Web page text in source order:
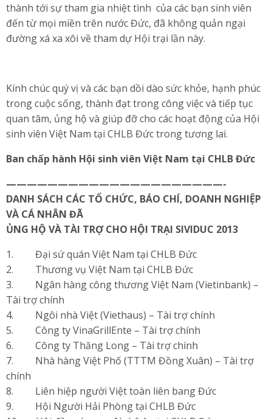
thành tới sự tham gia nhiệt tình của các bạn sinh viên
đến từ mọi miền trên nước Đức, đã không quản ngại
đường xá xa xôi về tham dự Hội trại lần này.
Kính chúc quý vị và các bạn dồi dào sức khỏe, hạnh phúc
trong cuộc sống, thành đạt trong công việc và tiếp tục
quan tâm, ủng hộ và giúp đỡ cho các hoạt động của Hội
sinh viên Việt Nam tại CHLB Đức trong tương lai.
Ban chấp hành Hội sinh viên Việt Nam tại CHLB Đức
—————————————————————-
DANH SÁCH CÁC TỔ CHỨC, BÁO CHÍ, DOANH NGHIỆP
VÀ CÁ NHÂN ĐÃ
ỦNG HỘ VÀ TÀI TRỢ CHO HỘI TRẠI SIVIDUC 2013
1. Đại sứ quán Việt Nam tại CHLB Đức
2. Thương vụ Việt Nam tại CHLB Đức
3. Ngân hàng công thương Việt Nam (Vietinbank) –
Tài trợ chính
4. Ngôi nhà Việt (Viethaus) – Tài trợ chính
5. Công ty VinaGrillEnte – Tài trợ chính
6. Công ty Thăng Long – Tài trợ chính
7. Nhà hàng Việt Phố (TTTM Đồng Xuân) – Tài trợ
chính
8. Liên hiệp người Việt toàn liên bang Đức
9. Hội Người Hải Phòng tại CHLB Đức